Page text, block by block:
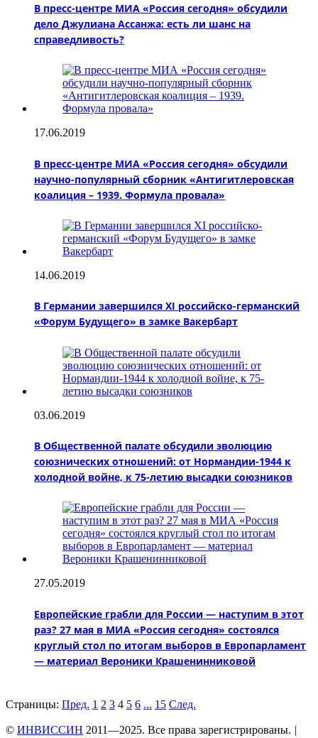
В пресс-центре МИА «Россия сегодня» обсудили
дело Джулиана Ассанжа: есть ли шанс на
справедливость?
17.06.2019
В пресс-центре МИА «Россия сегодня» обсудили
научно-популярный сборник «Антигитлеровская
коалиция – 1939. Формула провала»
14.06.2019
В Германии завершился XI российско-германский
«Форум Будущего» в замке Вакербарт
03.06.2019
В Общественной палате обсудили эволюцию
союзнических отношений: от Нормандии-1944 к
холодной войне, к 75-летию высадки союзников
27.05.2019
Европейские грабли для России — наступим в этот
раз? 27 мая в МИА «Россия сегодня» состоялся
круглый стол по итогам выборов в Европарламент
— материал Вероники Крашенинниковой
Страницы: Пред. 1 2 3 4 5 6 ... 15 След.
© ИНВИССИН 2011—2025. Все права зарегистрированы. |